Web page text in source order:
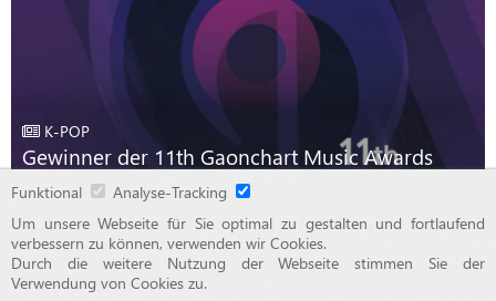
Funktional
Analyse-Tracking
Um unsere Webseite für Sie optimal zu gestalten und fortlaufend
verbessern zu können, verwenden wir Cookies.
Durch die weitere Nutzung der Webseite stimmen Sie der
Verwendung von Cookies zu.
K-POP
Gewinner der 11th Gaonchart Music Awards
2021
© 2015 - 2026 OTAJI